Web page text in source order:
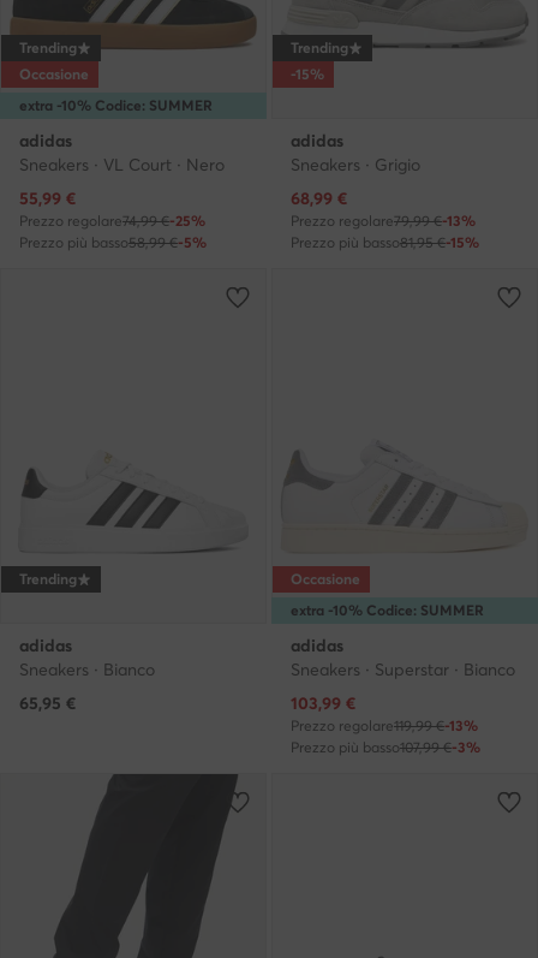
extra -10% Codice: SUMMER
Trending
Occasione
adidas
Sneakers · VL Court · Nero
Prezzo attuale
55,99 €
Prezzo regolare74,99 €-25%
Prezzo più basso58,99 €-5%
Trending
-15%
adidas
Sneakers · Grigio
Prezzo attuale
68,99 €
Prezzo regolare79,99 €-13%
Prezzo più basso81,95 €-15%
Trending
adidas
Sneakers · Bianco
65,95 €
extra -10% Codice: SUMMER
Occasione
adidas
Sneakers · Superstar · Bianco
Prezzo attuale
103,99 €
Prezzo regolare119,99 €-13%
Prezzo più basso107,99 €-3%